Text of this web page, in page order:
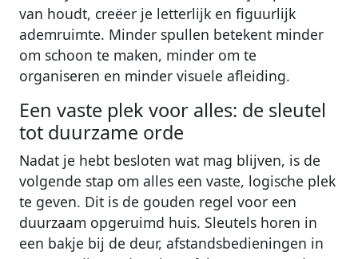
van houdt, creëer je letterlijk en figuurlijk
ademruimte. Minder spullen betekent minder
om schoon te maken, minder om te
organiseren en minder visuele afleiding.
Een vaste plek voor alles: de sleutel
tot duurzame orde
Nadat je hebt besloten wat mag blijven, is de
volgende stap om alles een vaste, logische plek
te geven. Dit is de gouden regel voor een
duurzaam opgeruimd huis. Sleutels horen in
een bakje bij de deur, afstandsbedieningen in